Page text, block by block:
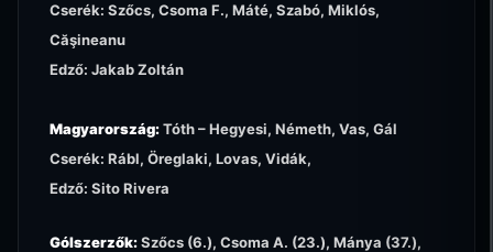
Cserék: Szőcs, Csoma F., Máté, Szabó, Miklós,
Căşineanu
Edző: Jakab Zoltán
Magyarország:Tóth – Hegyesi, Németh, Vas, Gál
Cserék: Rábl, Öreglaki, Lovas, Vidák,
Edző: Sito Rivera
Gólszerzők:Szőcs (6.), Csoma A. (23.), Mánya (37.),